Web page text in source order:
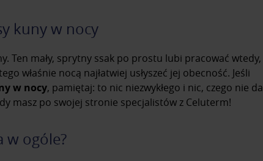
kuny w nocy
Ten mały, sprytny ssak po prostu lubi pracować wtedy,
właśnie nocą najłatwiej usłyszeć jej obecność. Jeśli
w nocy, pamiętaj: to nic niezwykłego i nic, czego nie da
masz po swojej stronie specjalistów z Celuterm!
w ogóle?